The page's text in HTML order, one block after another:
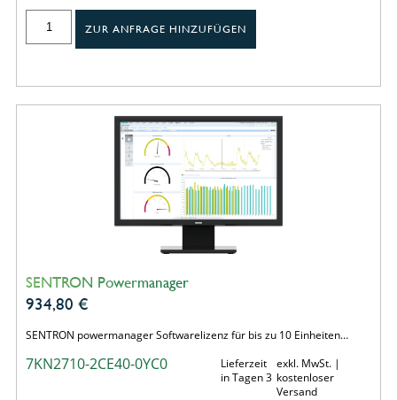
ZUR ANFRAGE HINZUFÜGEN
SENTRON Powermanager
934,80 €
SENTRON powermanager Softwarelizenz für bis zu 10 Einheiten…
7KN2710-2CE40-0YC0
Lieferzeit
in Tagen 3
exkl. MwSt. |
kostenloser
Versand